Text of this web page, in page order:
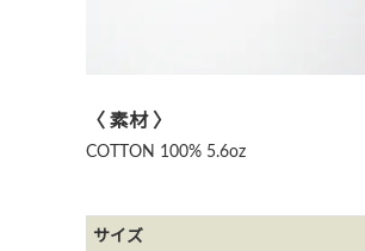
〈 素材 〉
COTTON 100% 5.6oz
サイズ